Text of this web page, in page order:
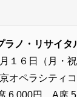
ラノ・リサイタ
１６日（月・
オペラシティ